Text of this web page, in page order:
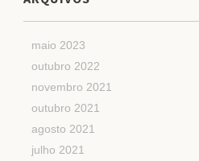
maio 2023
outubro 2022
novembro 2021
outubro 2021
agosto 2021
julho 2021